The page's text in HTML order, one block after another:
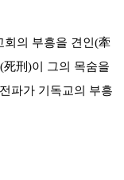
회의 부흥을 견인(牽
刑)이 그의 목숨을
파가 기독교의 부흥